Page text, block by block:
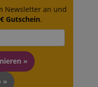
Newsletter an und
Gutschein.
»
»